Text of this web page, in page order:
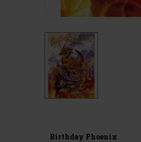
Birthday Phoenix